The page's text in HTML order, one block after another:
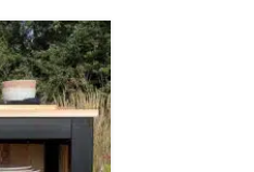
juiste plek te